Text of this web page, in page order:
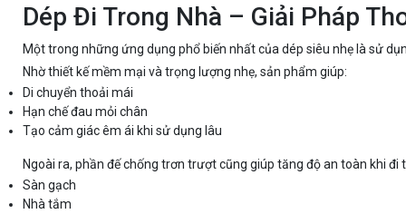
Dép Đi Trong Nhà – Giải Pháp
Một trong những ứng dụng phổ biến nhất của dép siêu nhẹ là sử
Nhờ thiết kế mềm mại và trọng lượng nhẹ, sản phẩm giúp:
Di chuyển thoải mái
Hạn chế đau mỏi chân
Tạo cảm giác êm ái khi sử dụng lâu
Ngoài ra, phần đế chống trơn trượt cũng giúp tăng độ an toàn khi đi
Sàn gạch
Nhà tắm